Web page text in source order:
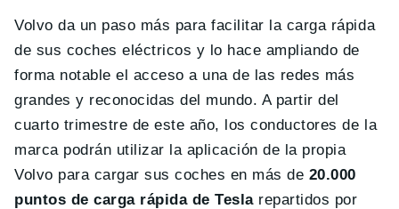
Volvo da un paso más para facilitar la carga rápida
de sus coches eléctricos y lo hace ampliando de
forma notable el acceso a una de las redes más
grandes y reconocidas del mundo. A partir del
cuarto trimestre de este año, los conductores de la
marca podrán utilizar la aplicación de la propia
Volvo para cargar sus coches en más de 20.000
puntos de carga rápida de Teslarepartidos por